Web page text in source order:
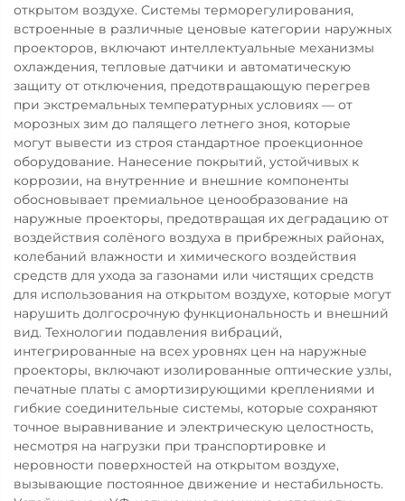
открытом воздухе. Системы терморегулирования,
встроенные в различные ценовые категории наружных
проекторов, включают интеллектуальные механизмы
охлаждения, тепловые датчики и автоматическую
защиту от отключения, предотвращающую перегрев
при экстремальных температурных условиях — от
морозных зим до палящего летнего зноя, которые
могут вывести из строя стандартное проекционное
оборудование. Нанесение покрытий, устойчивых к
коррозии, на внутренние и внешние компоненты
обосновывает премиальное ценообразование на
наружные проекторы, предотвращая их деградацию от
воздействия солёного воздуха в прибрежных районах,
колебаний влажности и химического воздействия
средств для ухода за газонами или чистящих средств
для использования на открытом воздухе, которые могут
нарушить долгосрочную функциональность и внешний
вид. Технологии подавления вибраций,
интегрированные на всех уровнях цен на наружные
проекторы, включают изолированные оптические узлы,
печатные платы с амортизирующими креплениями и
гибкие соединительные системы, которые сохраняют
точное выравнивание и электрическую целостность,
несмотря на нагрузки при транспортировке и
неровности поверхностей на открытом воздухе,
вызывающие постоянное движение и нестабильность.